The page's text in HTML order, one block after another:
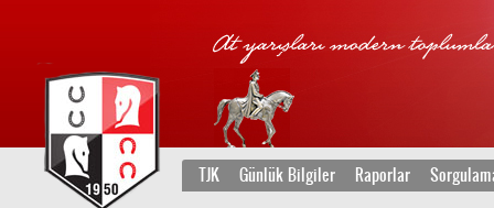
TJK Günlük Bilgiler Raporlar